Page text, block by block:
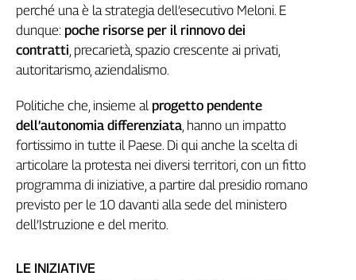
Collettiva
Play
Rubriche
Collettiva
La
settimana
Collettiva
Girasoli
Il
Sassolino
Linea
Tech
perché una è la strategia dell’esecutivo Meloni. E
dunque: poche risorse per il rinnovo dei
contratti, precarietà, spazio crescente ai privati,
autoritarismo, aziendalismo.
Politiche che, insieme al progetto pendente
dell’autonomia differenziata, hanno un impatto
fortissimo in tutte il Paese. Di qui anche la scelta di
articolare la protesta nei diversi territori, con un fitto
programma di iniziative, a partire dal presidio romano
previsto per le 10 davanti alla sede del ministero
dell’Istruzione e del merito.
LE INIZIATIVE